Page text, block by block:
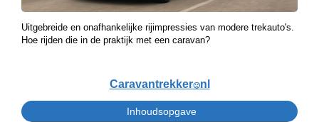
Uitgebreide en onafhankelijke rijimpressies van modere trekauto's.
Hoe rijden die in de praktijk met een caravan?
Caravantrekker🙂nl